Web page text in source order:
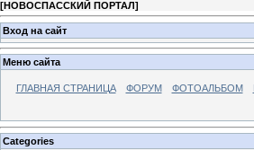
[НОВОСПАССКИЙ ПОРТАЛ]
Вход на сайт
Меню сайта
ГЛАВНАЯ СТРАНИЦА ФОРУМ ФОТОАЛЬБОМ
Categories